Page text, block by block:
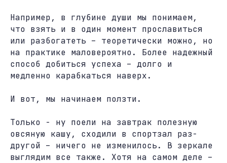
Например, в глубине души мы понимаем,
что взять и в один момент прославиться
или разбогатеть – теоретически можно, но
на практике маловероятно. Более надежный
способ добиться успеха – долго и
медленно карабкаться наверх.
И вот, мы начинаем ползти.
Только - ну поели на завтрак полезную
овсяную кашу, сходили в спортзал раз-
другой – ничего не изменилось. В зеркале
выглядим все также. Хотя на самом деле –